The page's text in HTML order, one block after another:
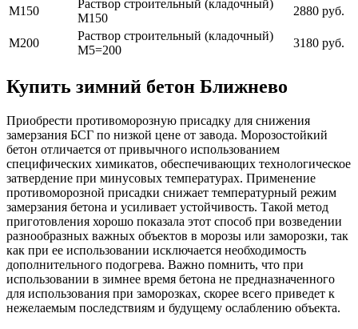
М150
Раствор строительный (кладочный)
М150
2880 руб.
М200
Раствор строительный (кладочный)
М5=200
3180 руб.
Купить зимний бетон Ближнево
Приобрести противоморозную присадку для снижения
замерзания БСГ по низкой цене от завода. Морозостойкий
бетон отличается от привычного использованием
специфических химикатов, обеспечивающих технологическое
затвердение при минусовых температурах. Применение
противоморозной присадки снижает температурный режим
замерзания бетона и усиливает устойчивость. Такой метод
приготовления хорошо показала этот способ при возведении
разнообразных важных объектов в морозы или заморозки, так
как при ее использовании исключается необходимость
дополнительного подогрева. Важно помнить, что при
использовании в зимнее время бетона не предназначенного
для использования при заморозках, скорее всего приведет к
нежелаемым последствиям и будущему ослаблению объекта.